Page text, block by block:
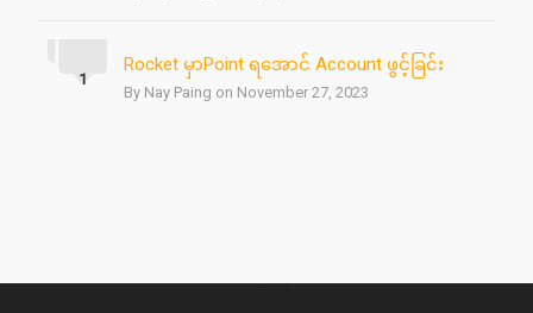
Rocket မှာPoint ရအောင် Account ဖွင့်ခြင်း
By Nay Paing on November 27, 2023
1